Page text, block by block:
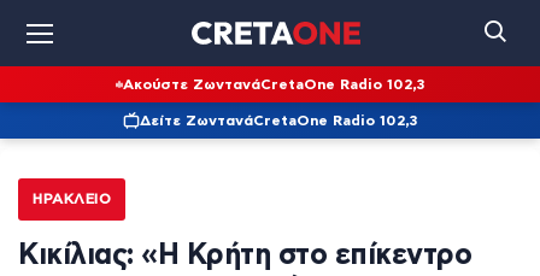
Ακούστε ΖωντανάCretaOne Radio 102,3
Δείτε ΖωντανάCretaOne Radio 102,3
ΗΡΆΚΛΕΙΟ
Κικίλιας: «Η Κρήτη στο επίκεντρο